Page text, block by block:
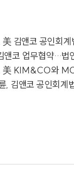
김앤코 공인회
코 업무협약…
美 KIM&CO와
, 김앤코 공인회계